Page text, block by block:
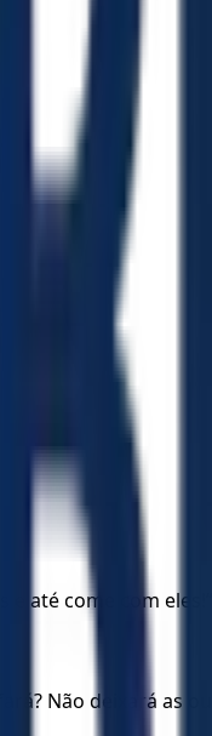
até come com eles!”.
Não deixará as